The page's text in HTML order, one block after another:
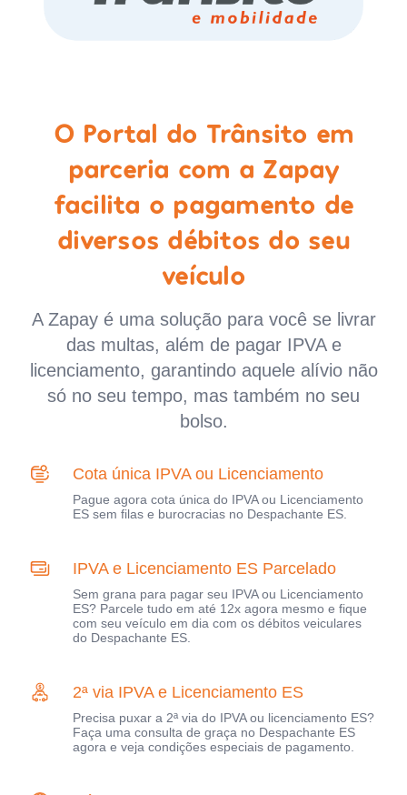
O Portal do Trânsito em
parceria com a Zapay
facilita o pagamento de
diversos débitos do seu
veículo
A Zapay é uma solução para você se livrar
das multas, além de pagar IPVA e
licenciamento, garantindo aquele alívio não
só no seu tempo, mas também no seu
bolso.
Cota única IPVA ou Licenciamento
Pague agora cota única do IPVA ou Licenciamento
ES sem filas e burocracias no Despachante ES.
IPVA e Licenciamento ES Parcelado
Sem grana para pagar seu IPVA ou Licenciamento
ES? Parcele tudo em até 12x agora mesmo e fique
com seu veículo em dia com os débitos veiculares
do Despachante ES.
2ª via IPVA e Licenciamento ES
Precisa puxar a 2ª via do IPVA ou licenciamento ES?
Faça uma consulta de graça no Despachante ES
agora e veja condições especiais de pagamento.